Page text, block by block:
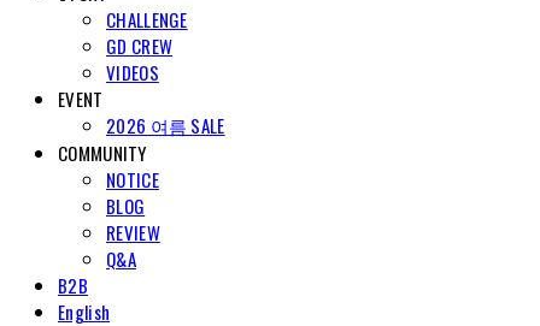
CHALLENGE
GD CREW
VIDEOS
EVENT
2026 여름 SALE
COMMUNITY
NOTICE
BLOG
REVIEW
Q&A
B2B
English